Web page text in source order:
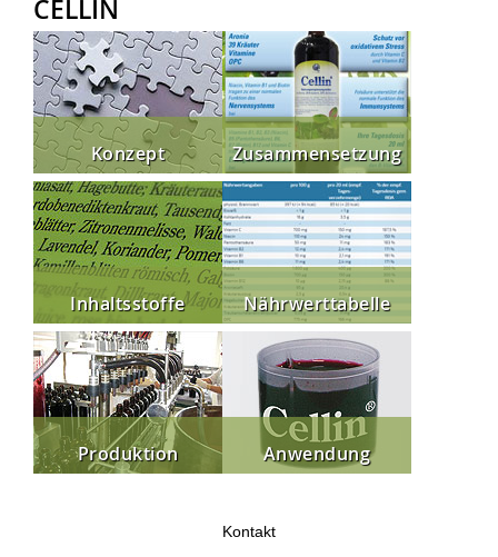
CELLIN
Konzept Zusammensetzung
Inhaltsstoffe Nährwerttabelle
Produktion Anwendung
Kontakt